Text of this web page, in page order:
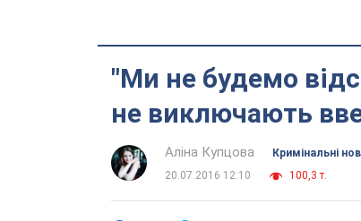
"Ми не будемо
не виключають
Аліна Купцова
Кримінальні
20.07.2016 12:10
100,3 т.